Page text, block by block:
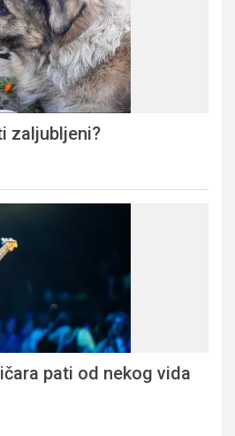
zaljubljeni?
pati od nekog vida